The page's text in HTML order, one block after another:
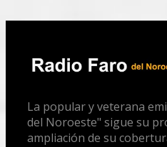
La popular y veterana
del Noroeste" sigue su
ampliación de su